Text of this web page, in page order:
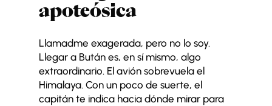
apoteósica
Llamadme exagerada, pero no lo soy.
Llegar a Bután es, en sí mismo, algo
extraordinario. El avión sobrevuela el
Himalaya. Con un poco de suerte, el
capitán te indica hacia dónde mirar para